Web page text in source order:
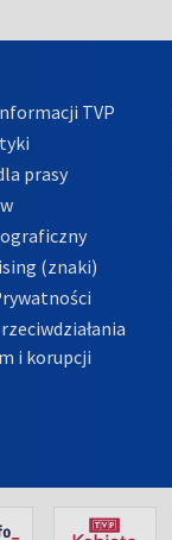
TVP
prasy
(znaki)
i korupcji